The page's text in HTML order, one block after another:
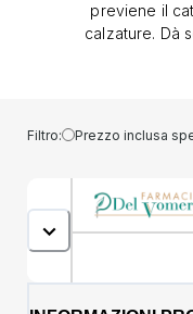
previene il
calzature. Dà
all''interno
giorno.
antisettiche e
Filtro: Prezzo inclusa